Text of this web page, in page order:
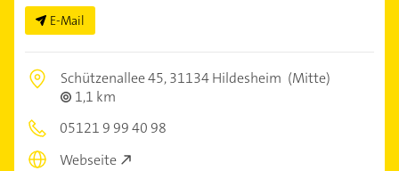
E-Mail
Schützenallee 45,31134 Hildesheim (Mitte)
1,1 km
05121 9 99 40 98
Webseite